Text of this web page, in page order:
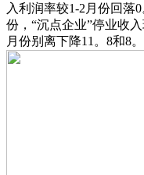
入利润率较1-2月份回落
份，“沉点企业”停业收
月份别离下降11。8和8